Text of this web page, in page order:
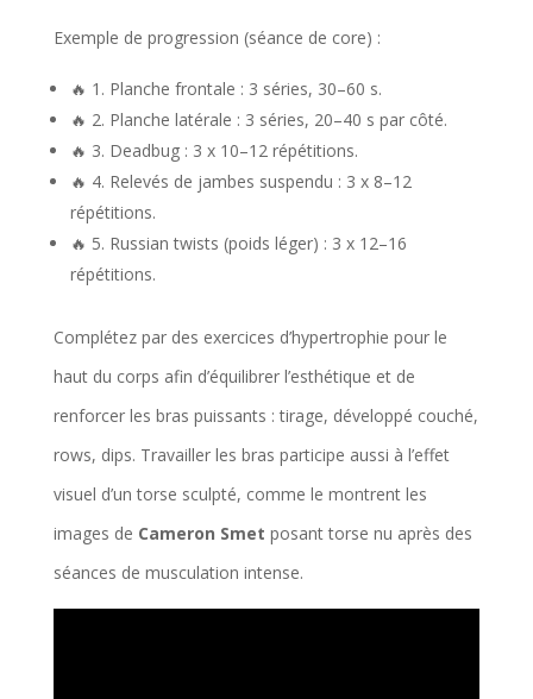
Exemple de progression (séance de core) :
🔥 1. Planche frontale : 3 séries, 30–60 s.
🔥 2. Planche latérale : 3 séries, 20–40 s par côté.
🔥 3. Deadbug : 3 x 10–12 répétitions.
🔥 4. Relevés de jambes suspendu : 3 x 8–12
répétitions.
🔥 5. Russian twists (poids léger) : 3 x 12–16
répétitions.
Complétez par des exercices d’hypertrophie pour le
haut du corps afin d’équilibrer l’esthétique et de
renforcer les bras puissants : tirage, développé couché,
rows, dips. Travailler les bras participe aussi à l’effet
visuel d’un torse sculpté, comme le montrent les
images de Cameron Smet posant torse nu après des
séances de musculation intense.